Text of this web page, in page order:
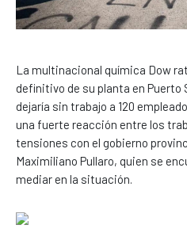
La multinacional química Dow
definitivo de su planta en Puerto
dejaría sin trabajo a 120
una fuerte reacción entre los
tensiones con el gobierno
Maximiliano Pullaro, quien se
mediar en la situación.